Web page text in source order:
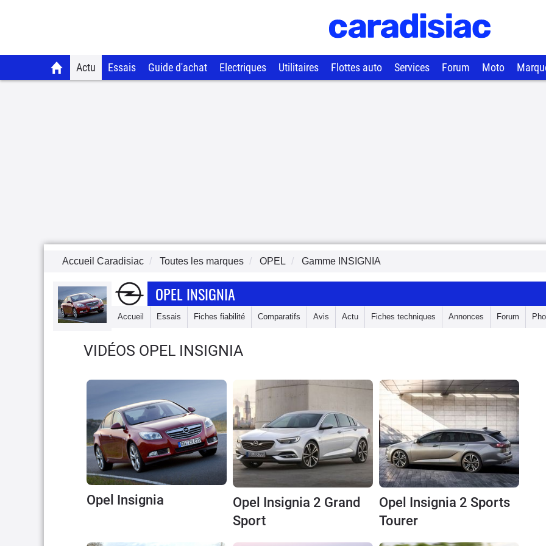
Actu Essais Guide d'achat Electriques Utilitaires Flottes auto Services Forum Moto
Accueil Caradisiac Toutes les marques OPEL Gamme INSIGNIA
OPEL INSIGNIA
Accueil Essais Fiches fiabilité Comparatifs Avis Actu Fiches techniques Annonces Forum
VIDÉOS OPEL INSIGNIA
Opel Insignia
Opel Insignia 2 Grand
Sport
Opel Insignia 2 Sports
Tourer